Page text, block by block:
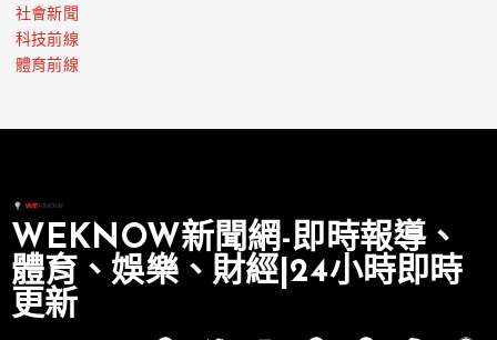
社會新聞
科技前線
體育前線
WEKNOW新聞網-即時報導、
體育、娛樂、財經|24小時即時
更新